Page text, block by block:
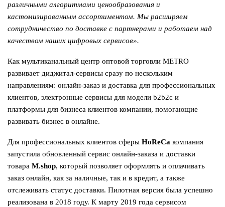
различными алгоритмами ценообразования и
кастомизированным ассортиментом. Мы расширяем
сотрудничество по доставке с партнерами и работаем над
качеством наших цифровых сервисов».
Как мультиканальный центр оптовой торговли METRO
развивает диджитал-сервисы сразу по нескольким
направлениям: онлайн-заказ и доставка для профессиональных
клиентов, электронные сервисы для модели b2b2c и
платформы для бизнеса клиентов компании, помогающие
развивать бизнес в онлайне.
Для профессиональных клиентов сферы HoReCa компания
запустила обновленный сервис онлайн-заказа и доставки
товара M.shop, который позволяет оформлять и оплачивать
заказ онлайн, как за наличные, так и в кредит, а также
отслеживать статус доставки. Пилотная версия была успешно
реализована в 2018 году. К марту 2019 года сервисом